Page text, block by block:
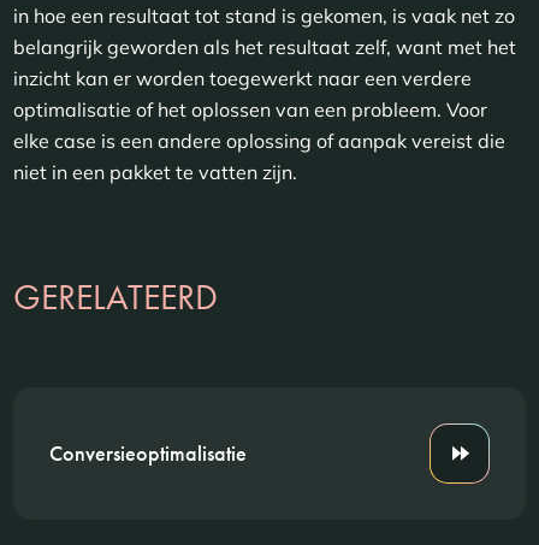
in hoe een resultaat tot stand is gekomen, is vaak net zo
belangrijk geworden als het resultaat zelf, want met het
inzicht kan er worden toegewerkt naar een verdere
optimalisatie of het oplossen van een probleem. Voor
elke case is een andere oplossing of aanpak vereist die
niet in een pakket te vatten zijn.
GERELATEERD
Conversieoptimalisatie